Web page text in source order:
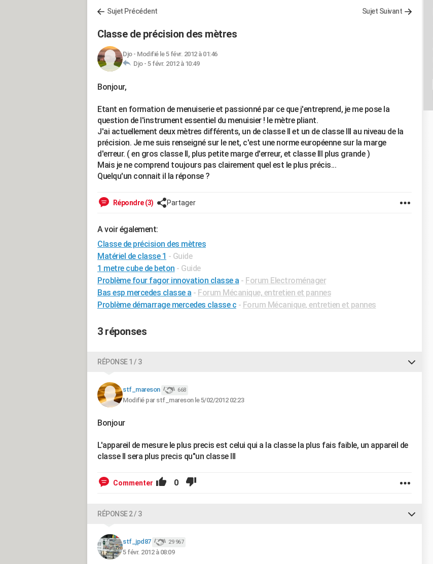
Sujet Précédent Sujet Suivant
Classe de précision des mètres
Djo- Modifié le 5 févr. 2012 à 01:46
Djo - 5 févr. 2012 à 10:49
Bonjour,
Etant en formation de menuiserie et passionné par ce que j'entreprend, je me pose la
question de l'instrument essentiel du menuisier ! le mètre pliant.
J'ai actuellement deux mètres différents, un de classe II et un de classe III au niveau de la
précision. Je me suis renseigné sur le net, c'est une norme européenne sur la marge
d'erreur. ( en gros classe II, plus petite marge d'erreur, et classe III plus grande )
Mais je ne comprend toujours pas clairement quel est le plus précis...
Quelqu'un connait il la réponse ?
Répondre (3) Partager
A voir également:
Classe de précision des mètres
Matériel de classe 1 - Guide
1 metre cube de beton - Guide
Problème four fagor innovation classe a - Forum Electroménager
Bas esp mercedes classe a - Forum Mécanique, entretien et pannes
Problème démarrage mercedes classe c - Forum Mécanique, entretien et pannes
3 réponses
RÉPONSE 1 / 3
stf_mareson 668
Modifié par stf_mareson le 5/02/2012 02:23
Bonjour
L'appareil de mesure le plus precis est celui qui a la classe la plus fais faible, un appareil de
classe II sera plus precis qu"un classe III
Commenter 0
RÉPONSE 2 / 3
stf_jpd87 29 967
5 févr. 2012 à 08:09